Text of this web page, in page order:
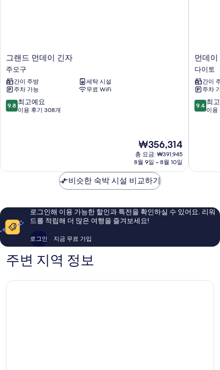
그
랜
드
먼
데
이
긴
그랜드 먼데이 긴자
주오구
간이 주방
세탁 시설
주차 가능
무료 WiFi
10
점
고
용
기
308
9.8 최고예요
이용 후기 308개
현
재
요
₩356,314
₩356,314
총 요금: ₩391,945
8월 9일 ~ 8월 10일
먼
데
이
아
파
트
프
다
먼데
다이토
간이
주차
10
점
고
용
후
9.4 최
이용
비슷한 숙박 시설 비교하기
로그인해 이용 가능한 할인과 특전을 확인하실 수 있어요. 리워
드를 적립해 더 많은 여행을 즐겨보세요!
로그인 지금 무료 가입
주변 지역 정보